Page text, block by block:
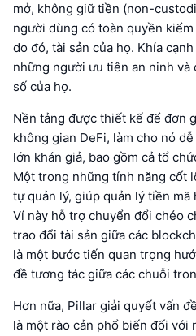
mở, không giữ tiền (non-
người dùng có toàn quyền
do đó, tài sản của họ. Khía
những người ưu tiên an ninh và
số của họ.
Nền tảng được thiết kế để đơn
không gian DeFi, làm cho nó
lớn khán giả, bao gồm cả tổ
Một trong những tính năng cốt
tự quản lý, giúp quản lý tiền mã
Ví này hỗ trợ chuyển đổi chéo
trao đổi tài sản giữa các
là một bước tiến quan trọng
đề tương tác giữa các chuỗi
Hơn nữa, Pillar giải quyết vấn
là một rào cản phổ biến đối với